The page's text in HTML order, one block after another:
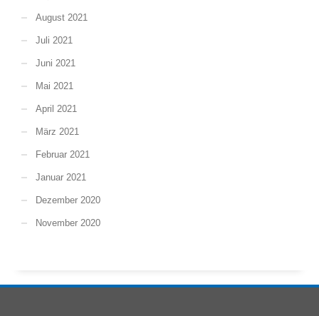
August 2021
Juli 2021
Juni 2021
Mai 2021
April 2021
März 2021
Februar 2021
Januar 2021
Dezember 2020
November 2020